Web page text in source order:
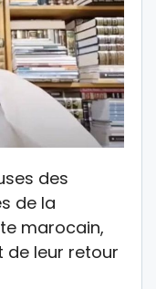
des
de la
marocain,
de leur retour